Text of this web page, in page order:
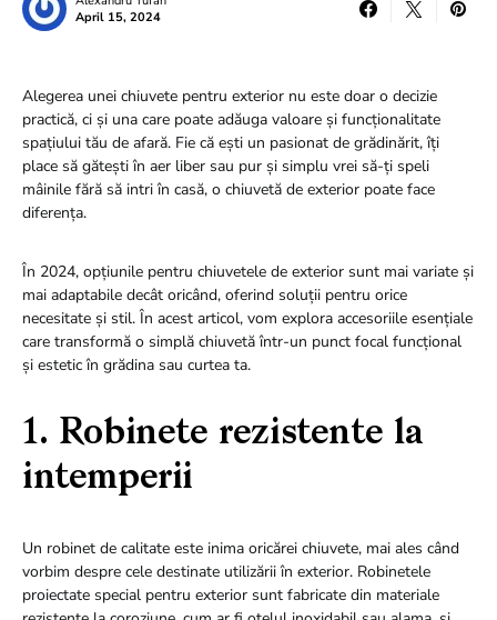
April 15, 2024
Alegerea unei chiuvete pentru exterior nu este doar o decizie
practică, ci și una care poate adăuga valoare și funcționalitate
spațiului tău de afară. Fie că ești un pasionat de grădinărit, îți
place să gătești în aer liber sau pur și simplu vrei să-ți speli
mâinile fără să intri în casă, o chiuvetă de exterior poate face
diferența.
În 2024, opțiunile pentru chiuvetele de exterior sunt mai variate și
mai adaptabile decât oricând, oferind soluții pentru orice
necesitate și stil. În acest articol, vom explora accesoriile esențiale
care transformă o simplă chiuvetă într-un punct focal funcțional
și estetic în grădina sau curtea ta.
1. Robinete rezistente la
intemperii
Un robinet de calitate este inima oricărei chiuvete, mai ales când
vorbim despre cele destinate utilizării în exterior. Robinetele
proiectate special pentru exterior sunt fabricate din materiale